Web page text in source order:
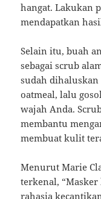
hangat. Lakukan
mendapatkan
Selain itu, buah
sebagai scrub
sudah dihaluskan
oatmeal, lalu
wajah Anda.
membantu
membuat kulit
Menurut Marie
terkenal,
rahasia